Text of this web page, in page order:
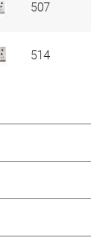
507
514